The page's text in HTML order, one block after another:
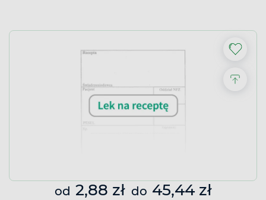
od 2,88 zł do 45,44 zł